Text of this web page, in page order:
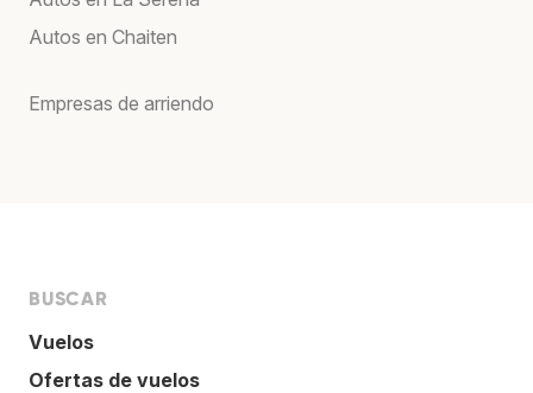
Autos en Chaiten
Empresas de arriendo
BUSCAR
Vuelos
Ofertas de vuelos